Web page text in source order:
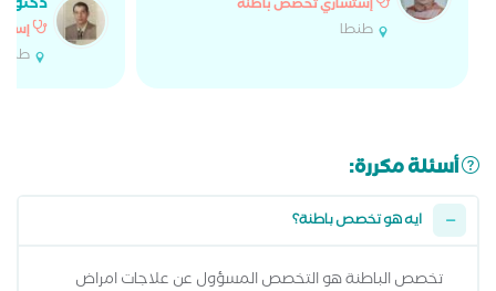
إستشاري تخصص باطنة
طنطا
دكتور
أسئلة مكررة:
ايه هو تخصص باطنة؟
تخصص الباطنة هو التخصص المسؤول عن علاجات امراض